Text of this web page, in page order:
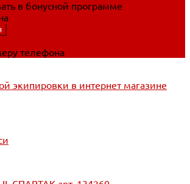
в бонусной программе
телефона
экипировки в интернет магазине